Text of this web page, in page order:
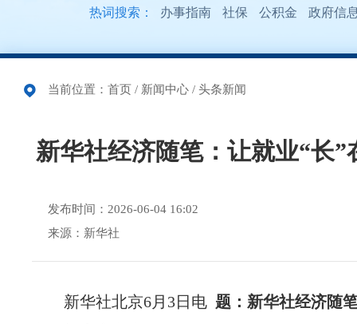
热词搜索： 办事指南 社保 公积金 政府信
当前位置： 首页 / 新闻中心 / 头条新闻
新华社经济随笔：让就业“长”
发布时间：2026-06-04 16:02
来源：新华社
新华社北京6月3日电 题：新华社经济随